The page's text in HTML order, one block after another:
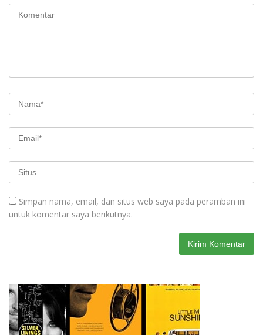
Simpan nama, email, dan situs web saya pada peramban ini
untuk komentar saya berikutnya.